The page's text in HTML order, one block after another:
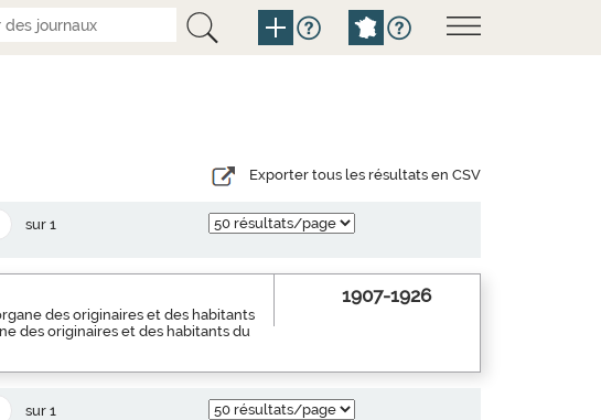
Exporter tous les résultats en CSV
sur 1
des originaires et des habitants
des originaires et des habitants du
1907-1926
sur 1